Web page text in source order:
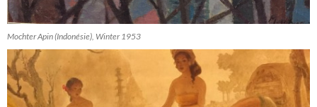
Mochter Apin (Indonésie), Winter 1953